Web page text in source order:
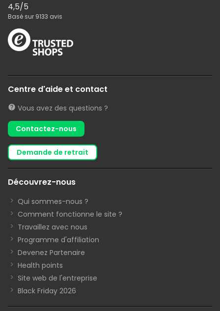
4,5/5
Basé sur 9133 avis
Centre d'aide et contact
Vous avez des questions ?
Contactez-nous
demande de retrait
Découvrez-nous
Qui sommes-nous ?
Comment fonctionne le site ?
Travaillez avec nous
Programme d'affiliation
Devenez Partenaire
Health points
Site web de l'entreprise
Black Friday 2026